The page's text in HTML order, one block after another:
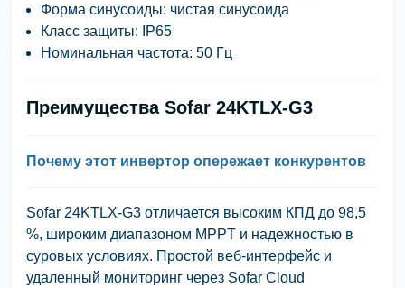
Форма синусоиды: чистая синусоида
Класс защиты: IP65
Номинальная частота: 50 Гц
Преимущества Sofar 24KTLX-G3
Почему этот инвертор опережает конкурентов
Sofar 24KTLX-G3 отличается высоким КПД до 98,5
%, широким диапазоном MPPT и надежностью в
суровых условиях. Простой веб-интерфейс и
удаленный мониторинг через Sofar Cloud